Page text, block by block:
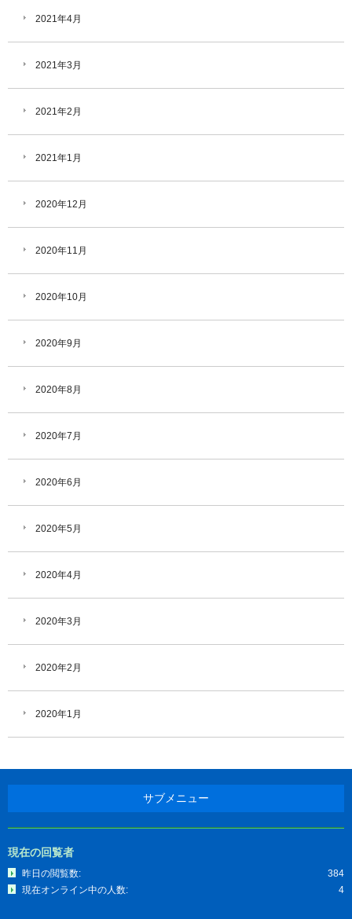
2021年4月
2021年3月
2021年2月
2021年1月
2020年12月
2020年11月
2020年10月
2020年9月
2020年8月
2020年7月
2020年6月
2020年5月
2020年4月
2020年3月
2020年2月
2020年1月
サブメニュー
現在の回覧者
384
昨日の閲覧数:
4
現在オンライン中の人数: